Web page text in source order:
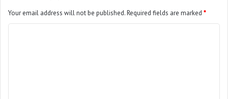
Your email address will not be published.Required fields are marked *